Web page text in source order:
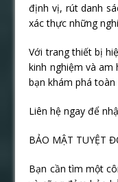
định vị, rút danh
xác thực những
Với trang thiết bị
kinh nghiệm và am
bạn khám phá
Liên hệ ngay để
BẢO MẬT TUYỆT
Bạn cần tìm một